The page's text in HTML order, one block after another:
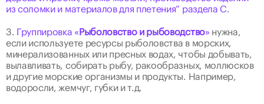
из соломки и материалов для плетения” раздела С.
3. Группировка «Рыболовство и рыбоводство» нужна,
если используете ресурсы рыболовства в морских,
минерализованных или пресных водах, чтобы добывать,
вылавливать, собирать рыбу, ракообразных, моллюсков
и другие морские организмы и продукты. Например,
водоросли, жемчуг, губки и т.д.